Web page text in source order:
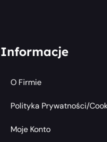
Informacje
O Firmie
Polityka Prywatności/
Moje Konto